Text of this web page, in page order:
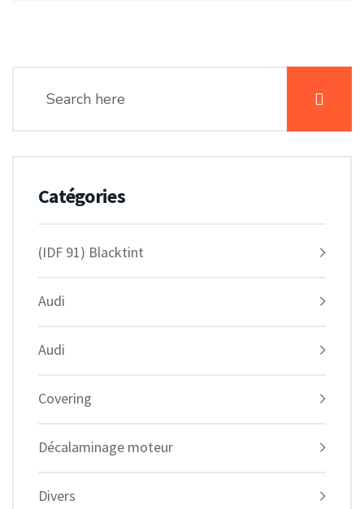
Catégories
(IDF 91) Blacktint
Audi
Audi
Covering
Décalaminage moteur
Divers